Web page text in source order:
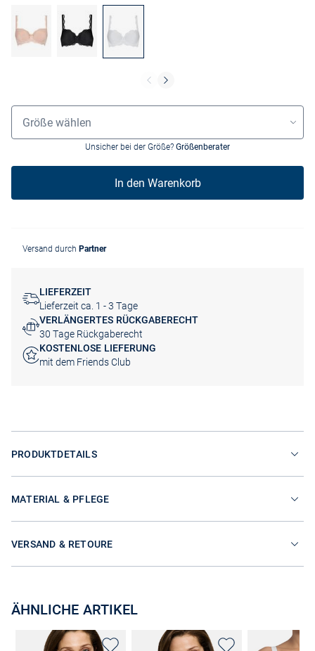
Größenauswahl
Größe wählen
Unsicher bei der Größe? Größenberater
In den Warenkorb
Versand durch Partner
LIEFERZEIT
Lieferzeit ca. 1 - 3 Tage
VERLÄNGERTES RÜCKGABERECHT
30 Tage Rückgaberecht
KOSTENLOSE LIEFERUNG
mit dem Friends Club
PRODUKTDETAILS
MATERIAL & PFLEGE
VERSAND & RETOURE
ÄHNLICHE ARTIKEL